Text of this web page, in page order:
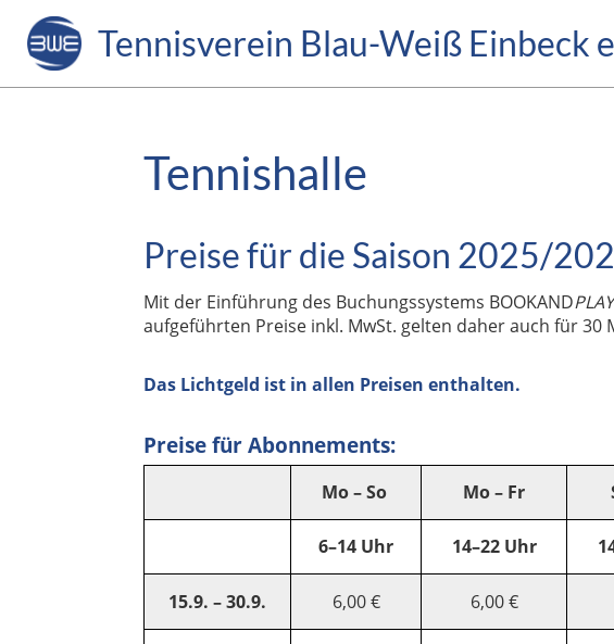
Tennisverein Blau-Weiß Einbeck
Tennishalle
Preise für die Saison 2025/
Mit der Einführung des Buchungssystems BOOKANDPLAY
aufgeführten Preise inkl. MwSt. gelten daher auch für 30
Das Lichtgeld ist in allen Preisen enthalten.
Preise für Abonnements:
Mo – So Mo – Fr
6–14 Uhr 14–22 Uhr
15.9. – 30.9. 6,00 € 6,00 €